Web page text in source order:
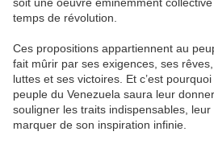
temps de révolution.
Ces propositions appartiennent au
fait mûrir par ses exigences, ses
luttes et ses victoires. Et c’est
peuple du Venezuela saura leur
souligner les traits indispensables,
marquer de son inspiration infinie.